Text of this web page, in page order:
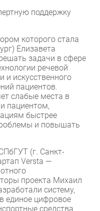
поддержку
которого стала
Елизавета
задачи в сфере
речевой
и искусственного
пациентов.
слабые места в
пациентом,
быстрее
и повышать
(г. Санкт-
Versta —
проекта Михаил
систему,
единое цифровое
средства